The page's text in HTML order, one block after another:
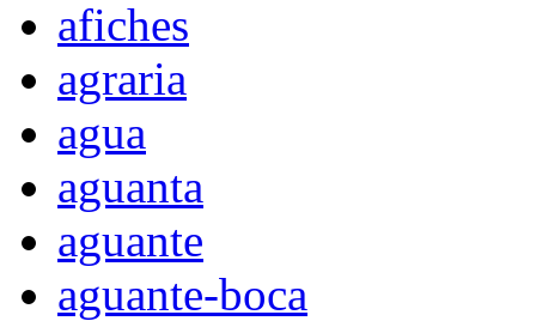
afiches
agraria
agua
aguanta
aguante
aguante-boca